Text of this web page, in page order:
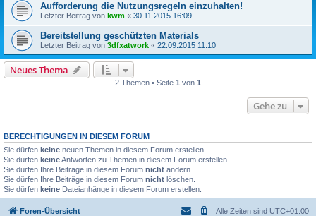
Aufforderung die Nutzungsregeln einzuhalten!
Letzter Beitrag von kwm « 30.11.2015 16:09
Bereitstellung geschützten Materials
Letzter Beitrag von 3dfxatwork « 22.09.2015 11:10
Neues Thema
2 Themen • Seite 1 von 1
Gehe zu
BERECHTIGUNGEN IN DIESEM FORUM
Sie dürfen keine neuen Themen in diesem Forum erstellen.
Sie dürfen keineAntworten zu Themen in diesem Forum erstellen.
Sie dürfen Ihre Beiträge in diesem Forum nicht ändern.
Sie dürfen Ihre Beiträge in diesem Forum nicht löschen.
Sie dürfen keine Dateianhänge in diesem Forum erstellen.
Foren-Übersicht Alle Zeiten sind UTC+01:00